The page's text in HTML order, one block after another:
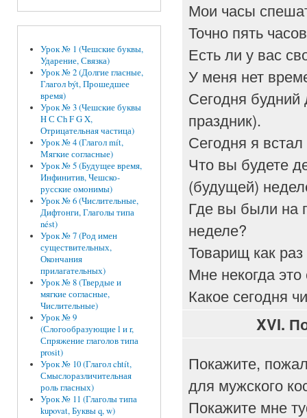
Урок № 1 (Чешские буквы,
Ударение, Связка)
Урок № 2 (Долгие гласные,
Глагол být, Прошедшее
время)
Урок № 3 (Чешские буквы
H С Ch F G X,
Отрицательная частица)
Урок № 4 (Глагол mít,
Мягкие согласные)
Урок № 5 (Будущее время,
Инфинитив, Чешско-
русские омонимы)
Урок № 6 (Числительные,
Дифтонги, Глаголы типа
nést)
Урок № 7 (Род имен
существительных,
Окончания
прилагательных)
Урок № 8 (Твердые и
мягкие согласные,
Числительные)
Урок № 9
(Слогообразующие l и r,
Спряжение глаголов типа
prosit)
Урок № 10 (Глагол chtít,
Смыслоразличительная
роль гласных)
Урок № 11 (Глаголы типа
kupovat, Буквы q, w)
Мои часы
Точно пять
Есть ли у вас
У меня нет
Сегодня
праздник).
Сегодня я
Что вы будете
(будущей)
Где вы были на
неделе?
Товарищ как
Мне некогда это
Какое сегодня
XVI.
Покажите,
для мужского
Покажите мне